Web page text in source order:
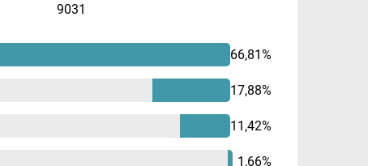
9031
66,81%
17,88%
11,42%
1,66%